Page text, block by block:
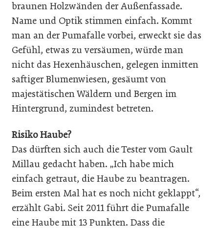
braunen Holzwänden der Außenfassade.
Name und Optik stimmen einfach. Kommt
man an der Pumafalle vorbei, erweckt sie das
Gefühl, etwas zu versäumen, würde man
nicht das Hexenhäuschen, gelegen inmitten
saftiger Blumenwiesen, gesäumt von
majestätischen Wäldern und Bergen im
Hintergrund, zumindest betreten.
Risiko Haube?
Das dürften sich auch die Tester vom Gault
Millau gedacht haben. „Ich habe mich
einfach getraut, die Haube zu beantragen.
Beim ersten Mal hat es noch nicht geklappt“,
erzählt Gabi. Seit 2011 führt die Pumafalle
eine Haube mit 13 Punkten. Dass die